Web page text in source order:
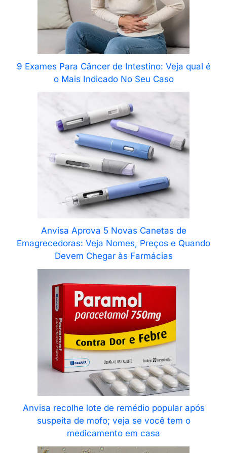
9 Exames Para Câncer de Intestino: Veja qual é
o Mais Indicado No Seu Caso
Anvisa Aprova 5 Novas Canetas de
Emagrecedoras: Veja Nomes, Preços e Quando
Devem Chegar às Farmácias
Anvisa recolhe lote de remédio popular após
suspeita de mofo; veja se você tem o
medicamento em casa